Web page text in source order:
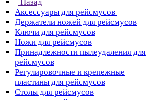
Назад
Аксессуары для рейсмусов
Держатели ножей для рейсмусов
Ключи для рейсмусов
Ножи для рейсмусов
Принадлежности пылеудаления для
рейсмусов
Регулировочные и крепежные
пластины для рейсмусов
Столы для рейсмусов